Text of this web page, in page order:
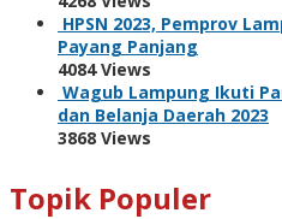
HPSN 2023, Pemprov
Payang Panjang
4084 Views
Wagub Lampung Ikuti
dan Belanja Daerah 2023
3868 Views
Topik Populer